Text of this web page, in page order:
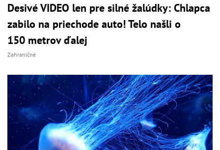
Desivé VIDEO len pre silné žalúdky: Chlapca
zabilo na priechode auto! Telo našli o
150 metrov ďalej
Zahraničné